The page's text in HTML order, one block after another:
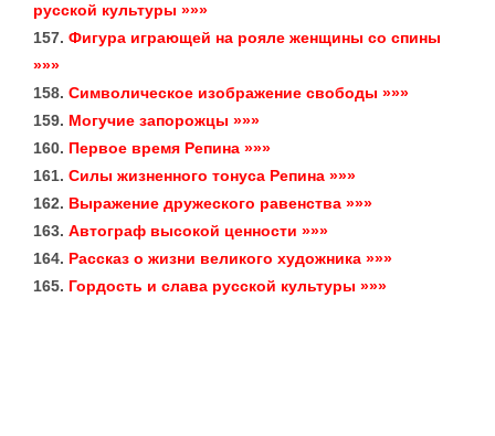
русской культуры »»»
157. Фигура играющей на рояле женщины со спины
»»»
158. Символическое изображение свободы »»»
159. Могучие запорожцы »»»
160. Первое время Репина »»»
161. Силы жизненного тонуса Репина »»»
162. Выражение дружеского равенства »»»
163. Автограф высокой ценности »»»
164. Рассказ о жизни великого художника »»»
165. Гордость и слава русской культуры »»»